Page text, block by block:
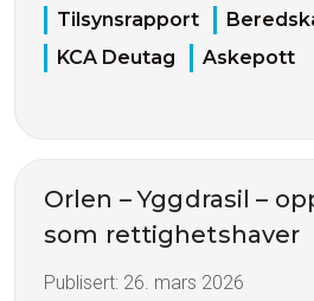
Tilsynsrapport
KCA Deutag
Askepott
Orlen – Yggdrasil –
som rettighetshaver
Publisert: 26. mars 2026